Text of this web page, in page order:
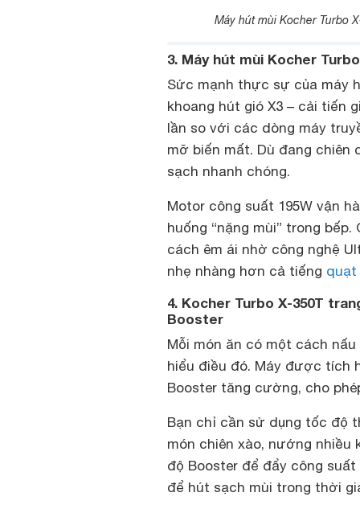
Máy hút mùi Kocher Turbo
3. Máy hút mùi Kocher
Sức mạnh thực sự của máy
khoang hút gió X3 – cải tiến
lần so với các dòng máy
mỡ biến mất. Dù đang
sạch nhanh chóng.
Motor công suất 195W vận
huống “nặng mùi” trong
cách êm ái nhờ công nghệ
nhẹ nhàng hơn cả tiếng quạt
4. Kocher Turbo X-350T
Booster
Mỗi món ăn có một cách
hiểu điều đó. Máy được tích
Booster tăng cường, cho
Bạn chỉ cần sử dụng tốc độ
món chiên xào, nướng
độ Booster để đẩy công
để hút sạch mùi trong thời